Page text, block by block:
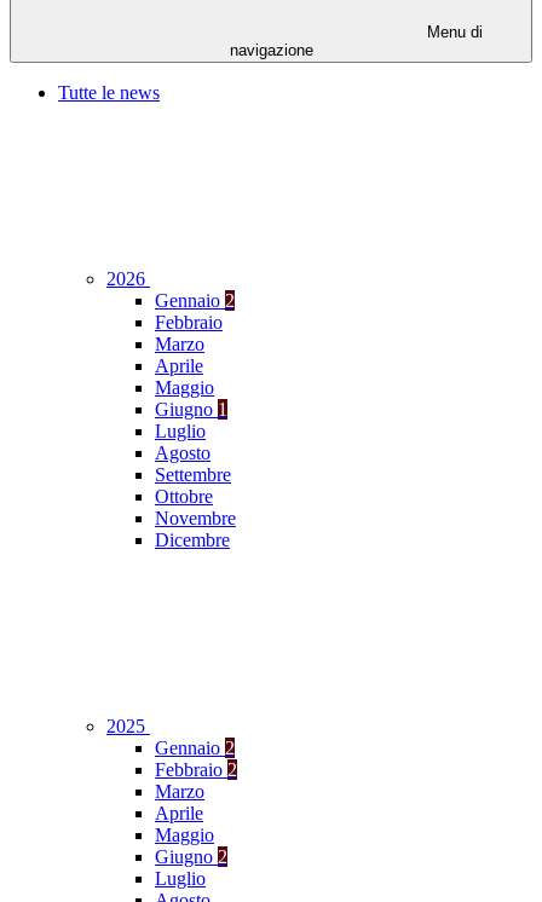
Menu di
navigazione
Tutte le news
2026
Gennaio 2
Febbraio
Marzo
Aprile
Maggio
Giugno 1
Luglio
Agosto
Settembre
Ottobre
Novembre
Dicembre
2025
Gennaio 2
Febbraio 2
Marzo
Aprile
Maggio
Giugno 2
Luglio